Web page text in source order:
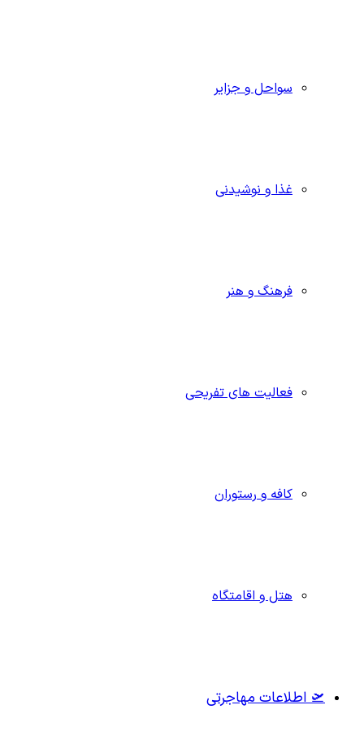
سواحل و جزایر
غذا و نوشیدنی
فرهنگ و هنر
فعالیت های تفریحی
کافه و رستوران
هتل و اقامتگاه
🛫 اطلاعات مهاجرتی